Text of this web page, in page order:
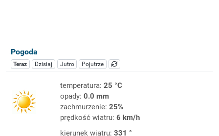
Pogoda
Teraz Dzisiaj Jutro Pojutrze
temperatura: 25 °C
opady: 0.0 mm
zachmurzenie: 25%
prędkość wiatru: 6 km/h
kierunek wiatru: 331 °